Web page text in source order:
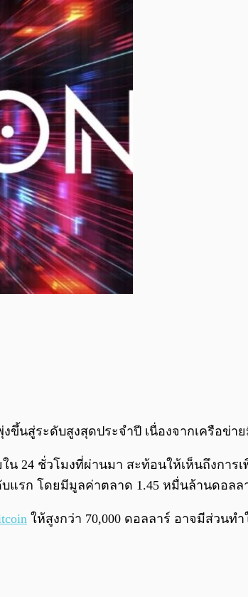
ขึ้นสู่ระดับสูงสุดประจำปี เนื่องจากเครือข่
น 24 ชั่วโมงที่ผ่านมา สะท้อนให้เห็นถึงกา
แรก โดยมีมูลค่าตลาด 1.45 หมื่นล้านดอลล
ให้สูงกว่า 70,000 ดอลลาร์ อาจมีส่วนท